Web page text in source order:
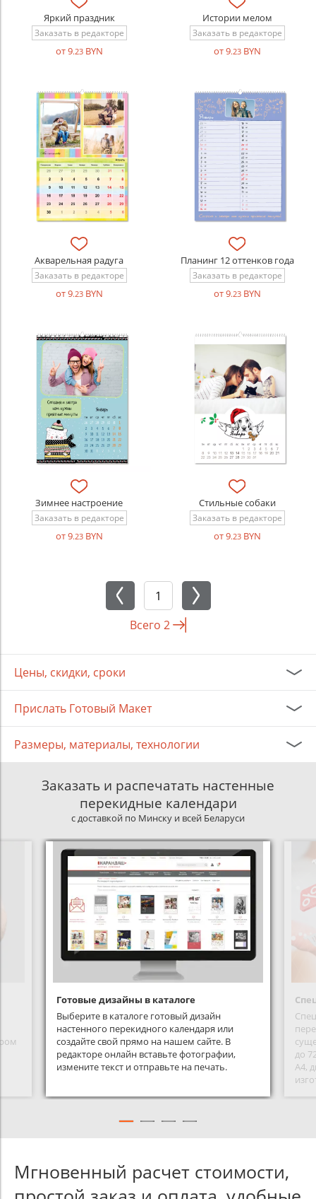
Яркий праздник
Заказать в редакторе
от 9.23BYN
Истории мелом
Заказать в редакторе
от 9.23BYN
Акварельная радуга
Заказать в редакторе
от 9.23BYN
Планинг 12 оттенков года
Заказать в редакторе
от 9.23BYN
Зимнее настроение
Заказать в редакторе
от 9.23BYN
Стильные собаки
Заказать в редакторе
от 9.23BYN
Всего 2
Цены, скидки, сроки
Прислать Готовый Макет
Размеры, материалы, технологии
Заказать и распечатать настенные
перекидные календари
с доставкой по Минску и всей Беларуси
Готовые дизайны в каталоге
Выберите в каталоге готовый дизайн
настенного перекидного календаря или
создайте свой прямо на нашем сайте. В
редакторе онлайн вставьте фотографии,
измените текст и отправьте на печать.
до
А4,
Мгновенный расчет стоимости,